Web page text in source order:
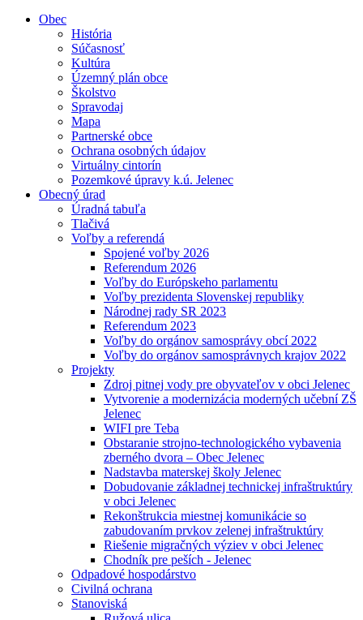
Obec
História
Súčasnosť
Kultúra
Územný plán obce
Školstvo
Spravodaj
Mapa
Partnerské obce
Ochrana osobných údajov
Virtuálny cintorín
Pozemkové úpravy k.ú. Jelenec
Obecný úrad
Úradná tabuľa
Tlačivá
Voľby a referendá
Spojené voľby 2026
Referendum 2026
Voľby do Európskeho parlamentu
Voľby prezidenta Slovenskej republiky
Národnej rady SR 2023
Referendum 2023
Voľby do orgánov samosprávy obcí 2022
Voľby do orgánov samosprávnych krajov 2022
Projekty
Zdroj pitnej vody pre obyvateľov v obci Jelenec
Vytvorenie a modernizácia moderných učební ZŠ
Jelenec
WIFI pre Teba
Obstaranie strojno-technologického vybavenia
zberného dvora – Obec Jelenec
Nadstavba materskej školy Jelenec
Dobudovanie základnej technickej infraštruktúry
v obci Jelenec
Rekonštrukcia miestnej komunikácie so
zabudovaním prvkov zelenej infraštruktúry
Riešenie migračných výziev v obci Jelenec
Chodník pre peších - Jelenec
Odpadové hospodárstvo
Civilná ochrana
Stanoviská